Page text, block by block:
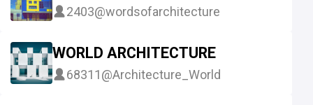
2403@wordsofarchitecture
WORLD ARCHITECTURE
68311@Architecture_World